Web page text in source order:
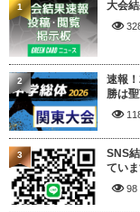
大会
1
速報
勝は
2
SNS
てい
98
3